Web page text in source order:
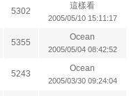
5302
這樣看
2005/05/10 15:11:17
5355
Ocean
2005/05/04 08:42:52
5243
Ocean
2005/03/30 09:24:04